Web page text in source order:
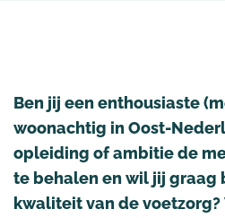
Ben jij een enthousiaste
woonachtig in Oost-
opleiding of ambitie de
te behalen en wil jij graag
kwaliteit van de